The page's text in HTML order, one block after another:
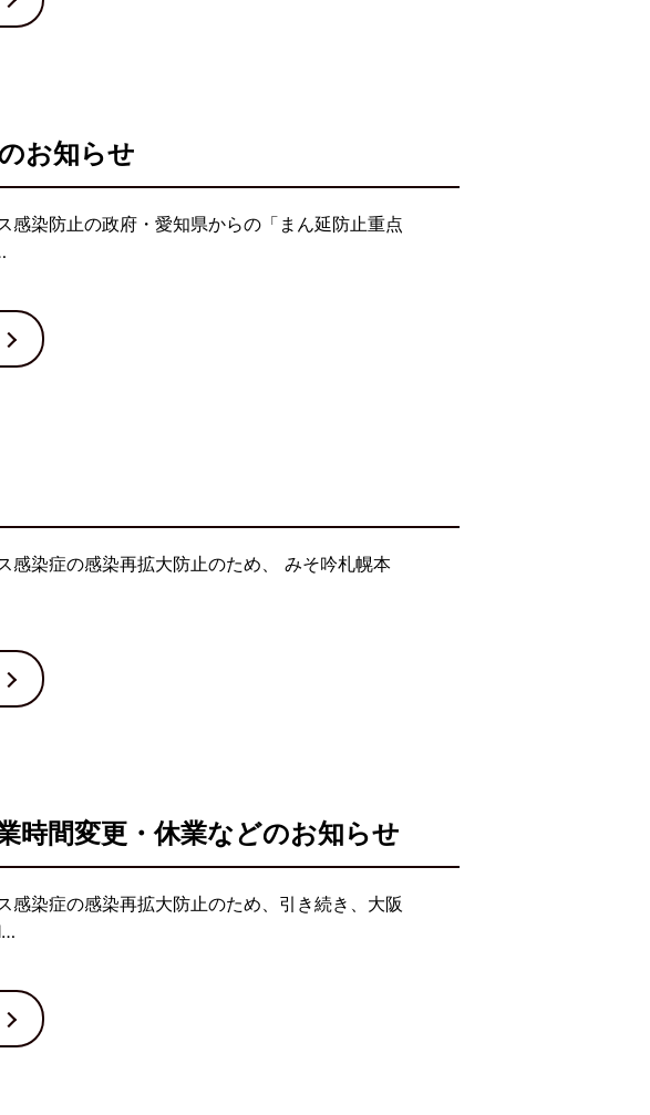
お知らせ
感染防止の政府・愛知県からの「まん延防止重点
感染症の感染再拡大防止のため、 みそ吟札幌本
時間変更・休業などのお知らせ
染症の感染再拡大防止のため、引き続き、大阪